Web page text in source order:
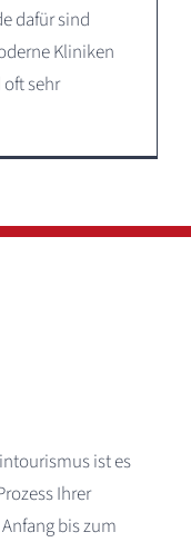
dafür sind
Kliniken
sehr
ist es
Ihrer
bis zum